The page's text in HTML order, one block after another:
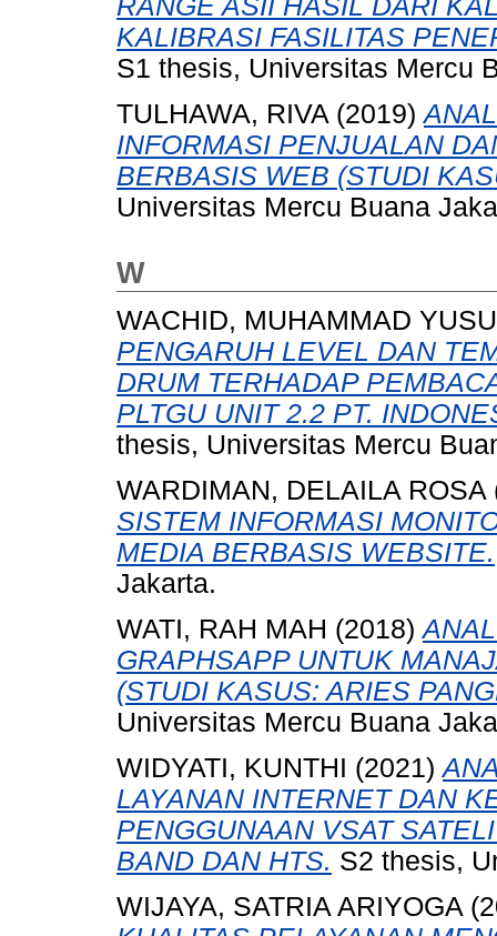
KALIBRASI FASILITAS
S1 thesis, Universitas Mercu
TULHAWA, RIVA (2019)
INFORMASI PENJUALAN
BERBASIS WEB (STUDI
Universitas Mercu Buana
W
WACHID, MUHAMMAD
PENGARUH LEVEL DAN
DRUM TERHADAP
PLTGU UNIT 2.2 PT.
thesis, Universitas Mercu
WARDIMAN, DELAILA ROSA
SISTEM INFORMASI
MEDIA BERBASIS WEBSITE.
Jakarta.
WATI, RAH MAH (2018)
GRAPHSAPP UNTUK
(STUDI KASUS: ARIES
Universitas Mercu Buana
WIDYATI, KUNTHI (2021)
LAYANAN INTERNET DAN
PENGGUNAAN VSAT
BAND DAN HTS. S2 thesis,
WIJAYA, SATRIA ARIYOGA